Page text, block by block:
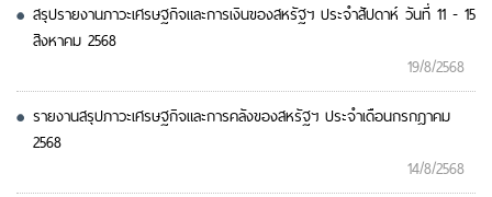
สรุปรายงานภาวะเศรษฐกิจและการเงินของสหรัฐฯ ประจำสัปดาห์ วันที่ 11 - 15
สิงหาคม 2568
19/8/2568
รายงานสรุปภาวะเศรษฐกิจและการคลังของสหรัฐฯ ประจำเดือนกรกฎาคม
2568
14/8/2568